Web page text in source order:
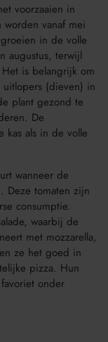
voorzaaien in
vanaf mei
in de volle
augustus, terwijl
is belangrijk om
(dieven) in
plant gezond te
De
kas als in de volle
wanneer de
Deze tomaten zijn
consumptie.
waarbij de
met mozzarella,
ze het goed in
pizza. Hun
onder